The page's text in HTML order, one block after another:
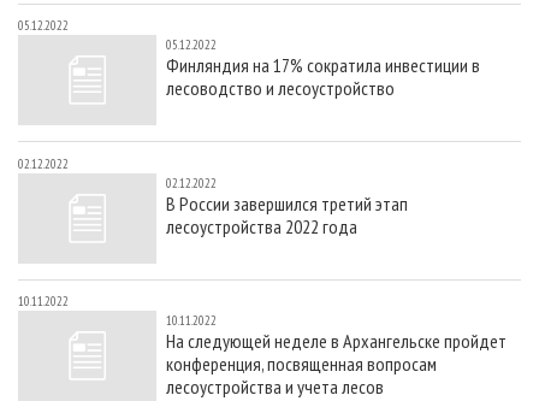
05.12.2022
05.12.2022
Финляндия на 17% сократила инвестиции в
лесоводство и лесоустройство
02.12.2022
02.12.2022
В России завершился третий этап
лесоустройства 2022 года
10.11.2022
10.11.2022
На следующей неделе в Архангельске пройдет
конференция, посвященная вопросам
лесоустройства и учета лесов